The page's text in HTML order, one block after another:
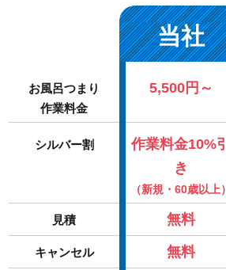
当社
お風呂つまり
作業料金
5,500円～
シルバー割
作業料金10%引
き
（新規・60歳以上）
見積 無料
キャンセル 無料